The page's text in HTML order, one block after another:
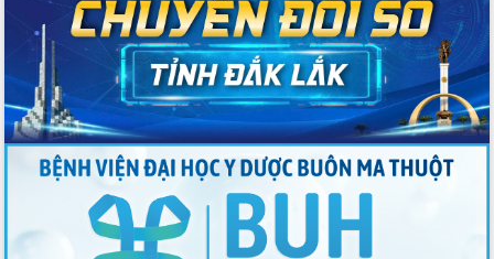
Thủ tướng Chính phủ Phạm Minh Chính
kiểm tra, chỉ đạo hoàn thành các dự
án cao tốc và thăm khu tái định cư tại
Đắk Lắk
Sôi nổi Hội đua ngựa truyền thống Gò
Thì Thùng mừng Xuân Bính Ngọ 2026
Lãnh đạo tỉnh dâng hương tưởng niệm
tại Đập Đồng Cam đầu Xuân Bính Ngọ
Ngành nông nghiệp phấn đấu tăng
trưởng đạt 5,86% trong năm 2026
UBND tỉnh Đắk Lắk triển khai công tác